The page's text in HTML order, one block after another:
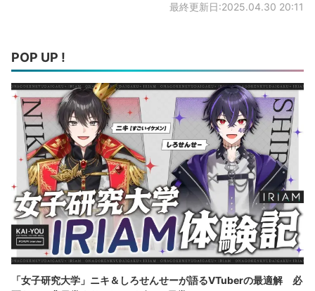
最終更新日:2025.04.30 20:11
POP UP !
「女子研究大学」ニキ＆しろせんせーが語るVTuberの最適解 必